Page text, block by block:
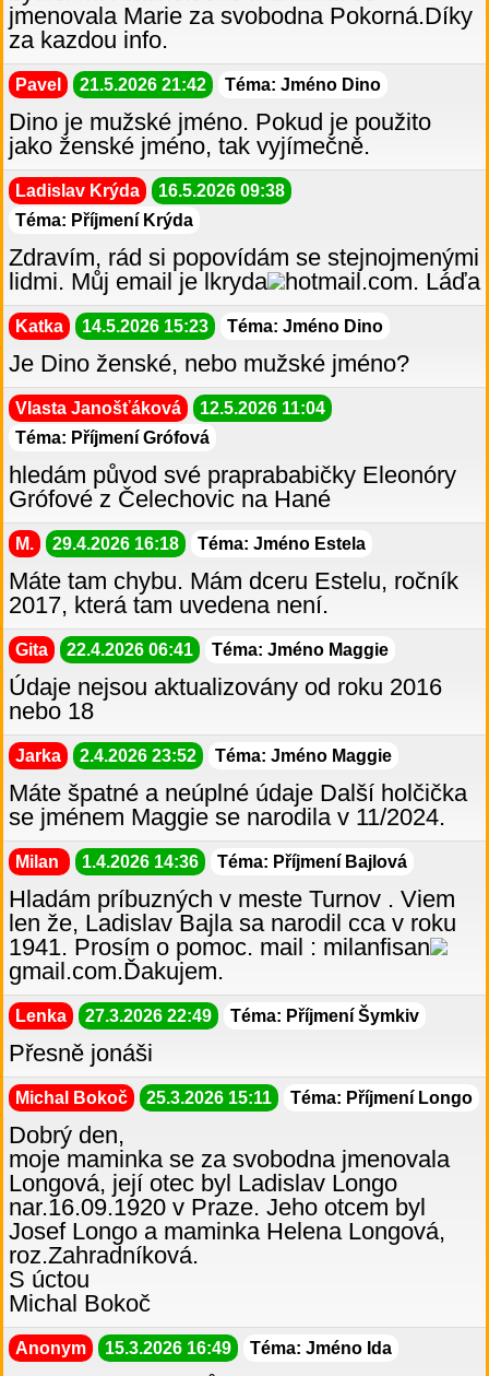
jmenovala Marie za svobodna Pokorná.Díky
za kazdou info.
Pavel 21.5.2026 21:42 Téma: Jméno Dino
Dino je mužské jméno. Pokud je použito
jako ženské jméno, tak vyjímečně.
Ladislav Krýda
16.5.2026 09:38
Téma: Příjmení Krýda
Zdravím, rád si popovídám se stejnojmenými
lidmi. Můj email je lkryda
hotmail.com. Láďa
Katka 14.5.2026 15:23 Téma: Jméno Dino
Je Dino ženské, nebo mužské jméno?
Vlasta Janošťáková
12.5.2026 11:04
Téma: Příjmení Grófová
hledám původ své praprababičky Eleonóry
Grófové z Čelechovic na Hané
M. 29.4.2026 16:18 Téma: Jméno Estela
Máte tam chybu. Mám dceru Estelu, ročník
2017, která tam uvedena není.
Gita 22.4.2026 06:41 Téma: Jméno Maggie
Údaje nejsou aktualizovány od roku 2016
nebo 18
Jarka 2.4.2026 23:52 Téma: Jméno Maggie
Máte špatné a neúplné údaje Další holčička
se jménem Maggie se narodila v 11/2024.
Milan 1.4.2026 14:36 Téma: Příjmení Bajlová
Hladám príbuzných v meste Turnov . Viem
len že, Ladislav Bajla sa narodil cca v roku
1941. Prosím o pomoc. mail : milanfisan
gmail.com.Ďakujem.
Lenka 27.3.2026 22:49 Téma: Příjmení Šymkiv
Přesně jonáši
Michal Bokoč 25.3.2026 15:11 Téma: Příjmení Longo
Dobrý den,
moje maminka se za svobodna jmenovala
Longová, její otec byl Ladislav Longo
nar.16.09.1920 v Praze. Jeho otcem byl
Josef Longo a maminka Helena Longová,
roz.Zahradníková.
S úctou
Michal Bokoč
Anonym 15.3.2026 16:49 Téma: Jméno Ida